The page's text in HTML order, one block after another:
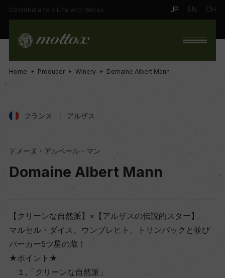
Contribute to a Life with Wines. JP EN CH
Home Producer Winery Domaine Albert Mann
フランス アルザス
ドメーヌ・アルベール・マン
Domaine Albert Mann
【クリーンな自然派】×【アルザスの伝説的スター】
マルセル・ダイス、ウンブレヒト、トリンバックと並び
パーカー5ツ星の蔵！
★ポイント★
１,「クリーンな自然派」